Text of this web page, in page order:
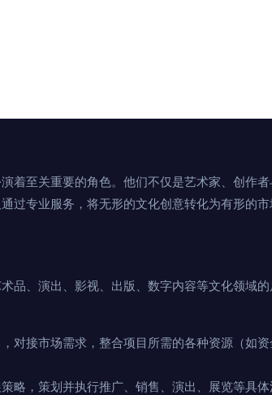
着至关重要的角色。他们不仅是艺术家、创作
过专业服务，将无形的文化创意转化为有形的
品、演出、影视、出版、数字内容等文化领域
对接市场需求，整合项目所需的各种资源（如
略，策划并执行推广、销售、演出、展览等具体